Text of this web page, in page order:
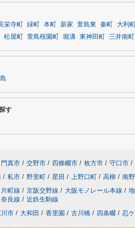
栄寺町 緑町 本町 新家 萱島東 秦町 大利町
松屋町 萱島桜園町 堀溝 東神田町 三井南町
す
門真市 / 交野市 / 四條畷市 / 枚方市 / 守口市 /
/ 私市 / 野里町 / 星田 / 上野口町 / 高柳 / 南野
片町線 / 京阪交野線 / 大阪モノレール本線 /
良線 / 近鉄生駒線
市 / 大和田 / 香里園 / 古川橋 / 四条畷 / 忍